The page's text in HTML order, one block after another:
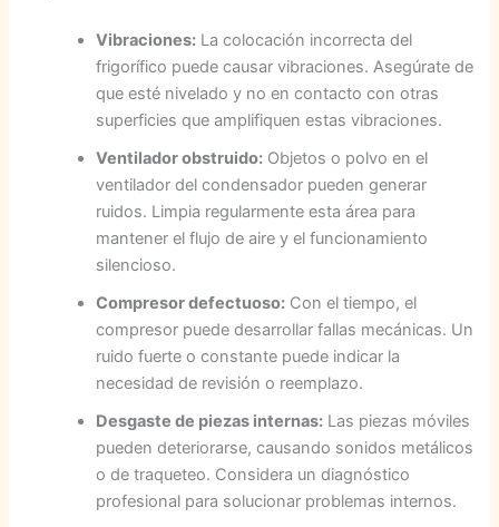
Vibraciones: La colocación incorrecta del
frigorífico puede causar vibraciones. Asegúrate de
que esté nivelado y no en contacto con otras
superficies que amplifiquen estas vibraciones.
Ventilador obstruido: Objetos o polvo en el
ventilador del condensador pueden generar
ruidos. Limpia regularmente esta área para
mantener el flujo de aire y el funcionamiento
silencioso.
Compresor defectuoso: Con el tiempo, el
compresor puede desarrollar fallas mecánicas. Un
ruido fuerte o constante puede indicar la
necesidad de revisión o reemplazo.
Desgaste de piezas internas: Las piezas móviles
pueden deteriorarse, causando sonidos metálicos
o de traqueteo. Considera un diagnóstico
profesional para solucionar problemas internos.